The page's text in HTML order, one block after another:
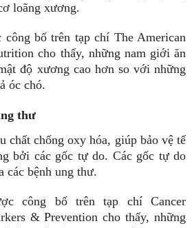
loãng xương.
bố trên tạp chí The American
cho thấy, những nam giới ăn
độ xương cao hơn so với những
óc chó.
thư
chất chống oxy hóa, giúp bảo vệ tế
bởi các gốc tự do. Các gốc tự do
các bệnh ung thư.
công bố trên tạp chí Cancer
& Prevention cho thấy, những